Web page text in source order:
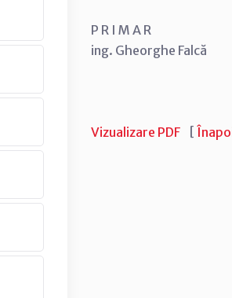
P R I M A R
ing. Gheorghe Falcă
Vizualizare PDF [